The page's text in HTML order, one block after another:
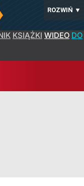
ROZWIŃ ▼
KSIĄŻKI WIDEO DO